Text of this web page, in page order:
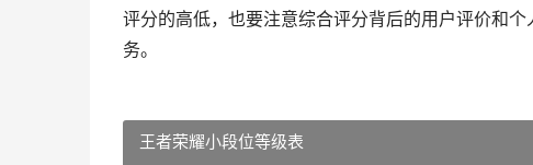
评分的高低，也要注意综合评分背后的用户评价和
务。
王者荣耀小段位等级表